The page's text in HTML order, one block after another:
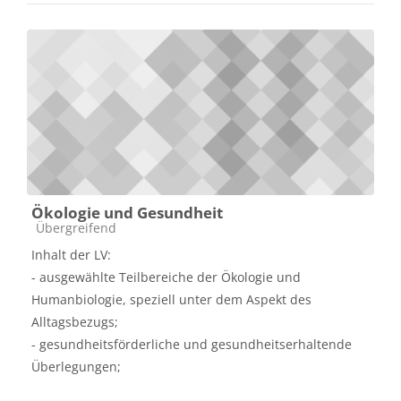
Ökologie und Gesundheit
Kursbereich
Übergreifend
Inhalt der LV:
- ausgewählte Teilbereiche der Ökologie und
Humanbiologie, speziell unter dem Aspekt des
Alltagsbezugs;
- gesundheitsförderliche und gesundheitserhaltende
Überlegungen;